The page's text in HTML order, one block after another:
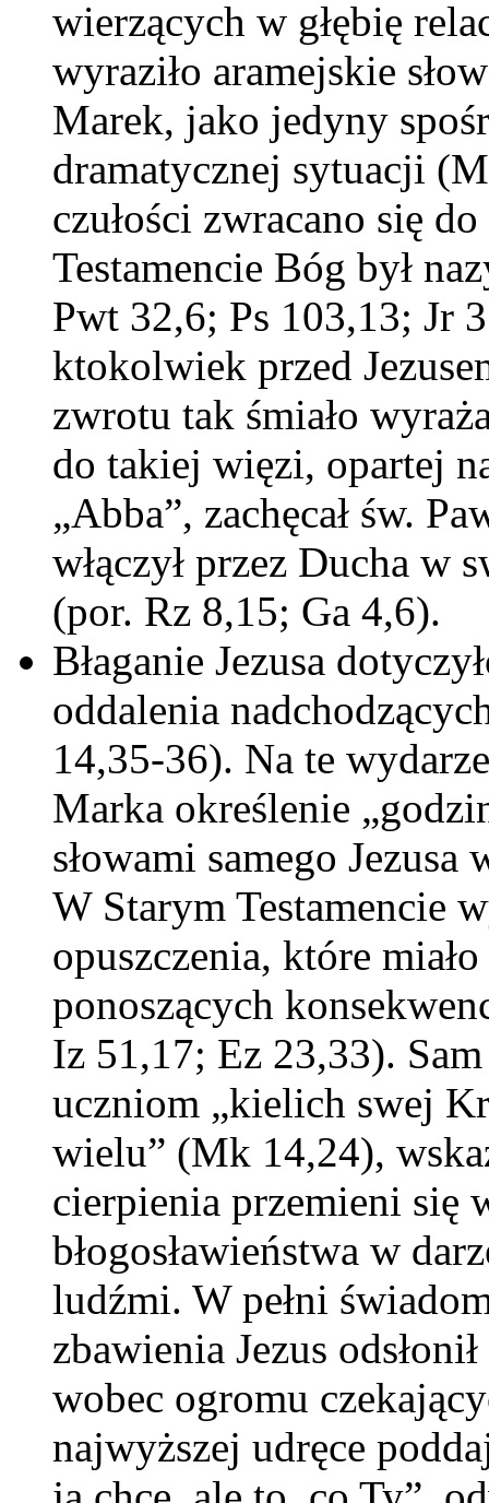
wierzących w głębię
wyraziło aramejskie
Marek, jako jedyny
dramatycznej sytuacji
czułości zwracano się
Testamencie Bóg był
Pwt 32,6; Ps 103,13; Jr
ktokolwiek przed
zwrotu tak śmiało
do takiej więzi, opartej
„Abba”, zachęcał św.
włączył przez Ducha w
(por. Rz 8,15; Ga 4,6).
Błaganie Jezusa
oddalenia
14,35-36). Na te
Marka określenie
słowami samego
W Starym Testamencie
opuszczenia, które
ponoszących
Iz 51,17; Ez 23,33). Sam
uczniom „kielich swej
wielu” (Mk 14,24),
cierpienia przemieni się
błogosławieństwa w
ludźmi. W pełni
zbawienia Jezus
wobec ogromu
najwyższej udręce